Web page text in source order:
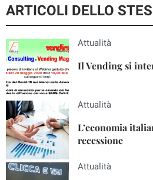
ARTICOLI DELLO
Attualità
Il Vending si
Attualità
L’economia
recessione
Attualità